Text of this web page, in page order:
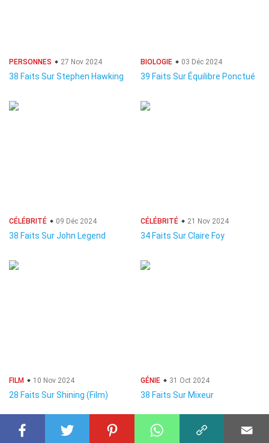
PERSONNES 27 Nov 2024
38 Faits Sur Stephen Hawking
BIOLOGIE 03 Déc 2024
39 Faits Sur Équilibre Ponctué
CÉLÉBRITÉ 09 Déc 2024
38 Faits Sur John Legend
CÉLÉBRITÉ 21 Nov 2024
34 Faits Sur Claire Foy
FILM 10 Nov 2024
28 Faits Sur Shining (Film)
GÉNIE 31 Oct 2024
38 Faits Sur Mixeur